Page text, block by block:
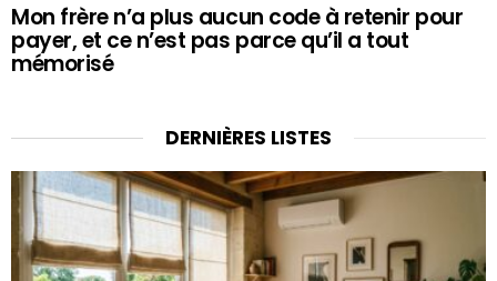
Mon frère n’a plus aucun code à retenir pour
payer, et ce n’est pas parce qu’il a tout
mémorisé
DERNIÈRES LISTES